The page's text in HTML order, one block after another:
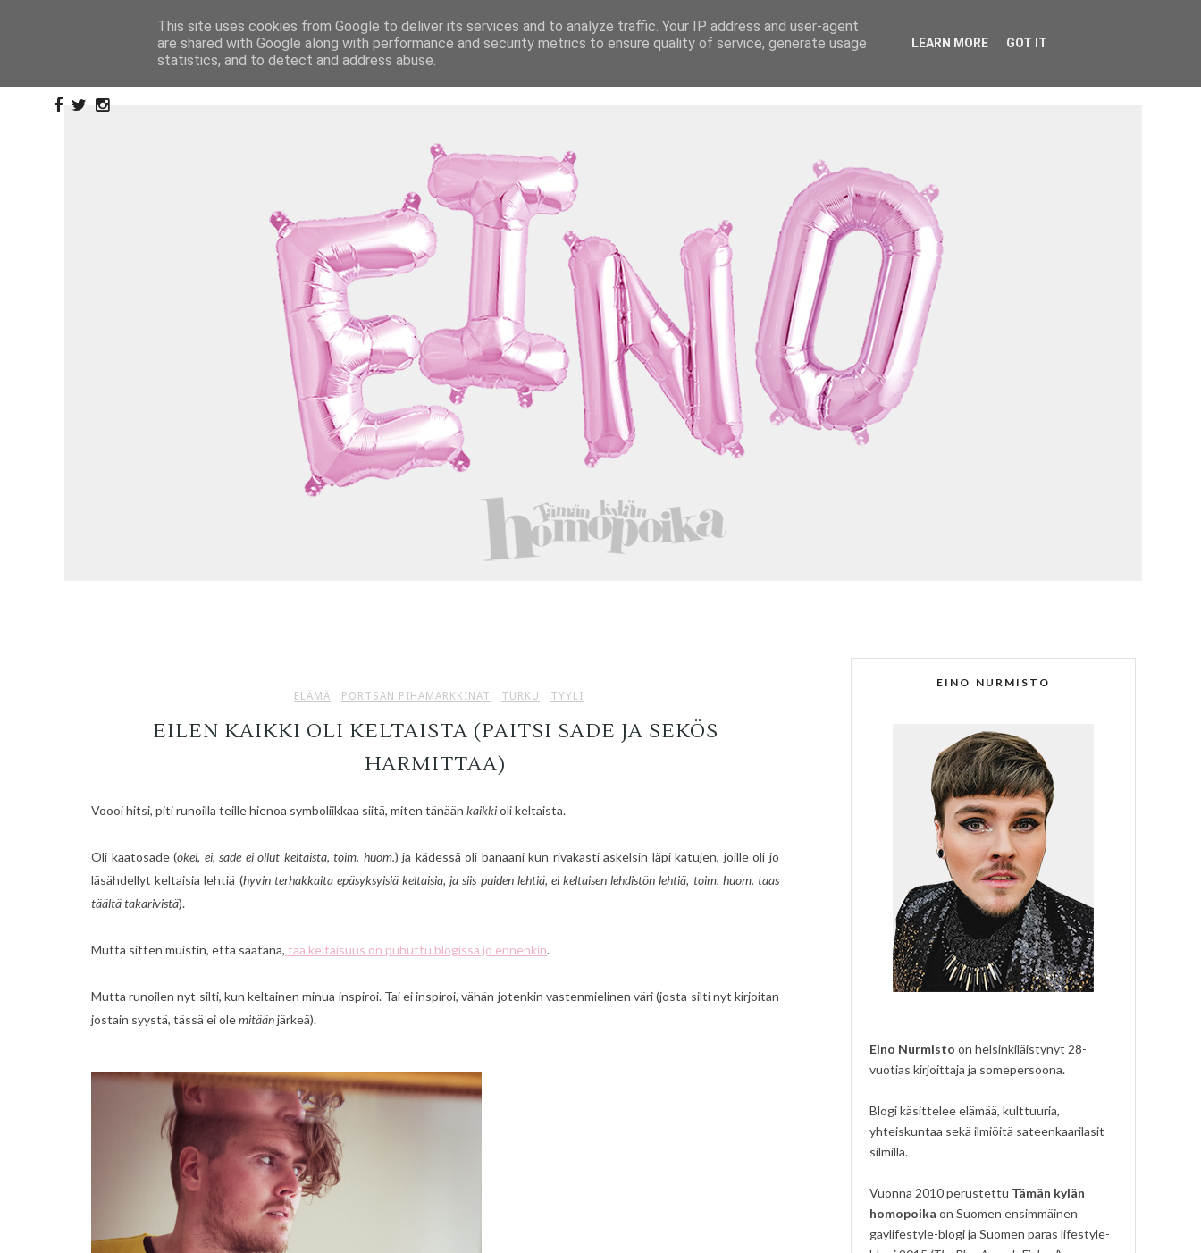
ELÄMÄ PORTSAN PIHAMARKKINAT TURKU TYYLI
EILEN KAIKKI OLI KELTAISTA (PAITSI SADE JA SEKÖS
HARMITTAA)
Voooi hitsi, piti runoilla teille hienoa symboliikkaa siitä, miten tänään kaikkioli keltaista.
Oli kaatosade (okei, ei, sade ei ollut keltaista, toim. huom.) ja kädessä oli banaani kun rivakasti askelsin läpi katujen, joille oli jo
läsähdellyt keltaisia lehtiä (hyvin terhakkaita epäsyksyisiä keltaisia, ja siis puiden lehtiä, ei keltaisen lehdistön lehtiä, toim. huom. taas
täältä takarivistä).
Mutta sitten muistin, että saatana, tää keltaisuus on puhuttu blogissa jo ennenkin.
Mutta runoilen nyt silti, kun keltainen minua inspiroi. Tai ei inspiroi, vähän jotenkin vastenmielinen väri (josta silti nyt kirjoitan
jostain syystä, tässä ei olemitäänjärkeä).
EINO NURMISTO
Eino Nurmisto on helsinkiläistynyt 28-
vuotias kirjoittaja ja somepersoona.
Blogi käsittelee elämää, kulttuuria,
yhteiskuntaa sekä ilmiöitä sateenkaarilasit
silmillä.
Vuonna 2010 perustettu Tämän kylän
homopoika on Suomen ensimmäinen
gaylifestyle-blogi ja Suomen paras lifestyle-
This site uses cookies from Google to deliver its services and to analyze traffic. Your IP address and user-agent
are shared with Google along with performance and security metrics to ensure quality of service, generate usage
statistics, and to detect and address abuse.
LEARN MORE GOT IT